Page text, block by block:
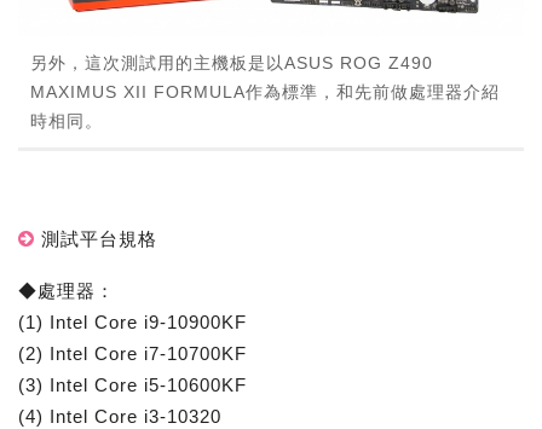
另外，這次測試用的主機板是以ASUS ROG Z490
MAXIMUS XII FORMULA作為標準，和先前做處理器介紹
時相同。
測試平台規格
◆處理器：
(1) Intel Core i9-10900KF
(2) Intel Core i7-10700KF
(3) Intel Core i5-10600KF
(4) Intel Core i3-10320